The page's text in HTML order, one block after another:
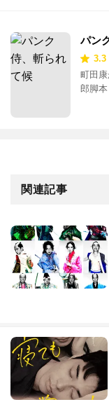
パン
3.3
町田
郎脚
関連記事